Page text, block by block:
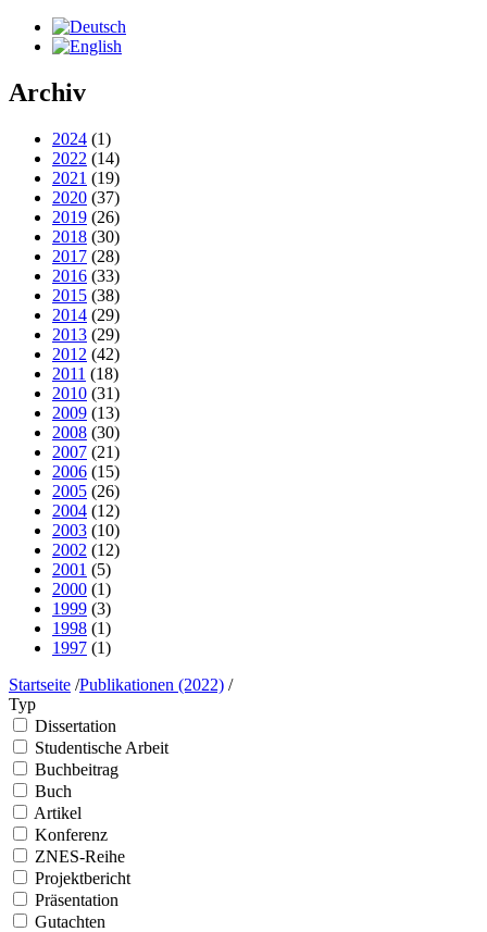
Archiv
2024 (1)
2022 (14)
2021 (19)
2020 (37)
2019 (26)
2018 (30)
2017 (28)
2016 (33)
2015 (38)
2014 (29)
2013 (29)
2012 (42)
2011 (18)
2010 (31)
2009 (13)
2008 (30)
2007 (21)
2006 (15)
2005 (26)
2004 (12)
2003 (10)
2002 (12)
2001 (5)
2000 (1)
1999 (3)
1998 (1)
1997 (1)
Startseite /Publikationen (2022) /
Typ
Dissertation
Studentische Arbeit
Buchbeitrag
Buch
Artikel
Konferenz
ZNES-Reihe
Projektbericht
Präsentation
Gutachten